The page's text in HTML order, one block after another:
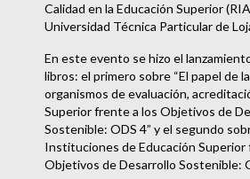
Calidad en la Educación Superior
Universidad Técnica Particular de
En este evento se hizo el
libros: el primero sobre “El papel de
organismos de evaluación,
Superior frente a los Objetivos de
Sostenible: ODS 4” y el segundo
Instituciones de Educación Superior
Objetivos de Desarrollo Sostenible: